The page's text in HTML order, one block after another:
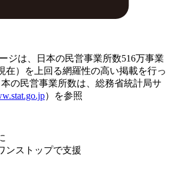
ジは、日本の民営事業所数516万事業
在）を上回る網羅性の高い掲載を行っ
の民営事業所数は、総務省統計局サ
）を参照
ンストップで支援